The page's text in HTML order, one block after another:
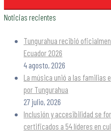
Noticias recientes
Tungurahua recibió
Ecuador 2026
4 agosto, 2026
La música unió a las familias
por Tungurahua
27 julio, 2026
Inclusión y accesibilidad se
certificados a 54 líderes en